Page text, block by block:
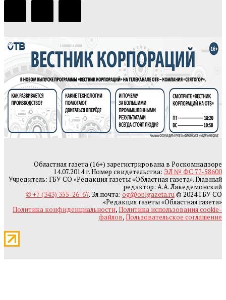
Областная газета (16+) зарегистрирована в Роскомнадзоре
14.07.2014 г. Номер свидетельства: ЭЛ № ФС 77-58600
Учредитель: ГБУ СО «Редакция газеты «Областная газета». Главный
редактор: А.А. Лакедемонский
✆ +7 (343) 355-26-67. Эл.почта: og@oblgazeta.ru© 2024 ГБУ СО
«Редакция газеты «Областная газета»
Политика конфиденциальности,Политика использования cookie-
файлов,Пользовательское соглашение